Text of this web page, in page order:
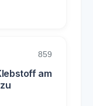
859
am